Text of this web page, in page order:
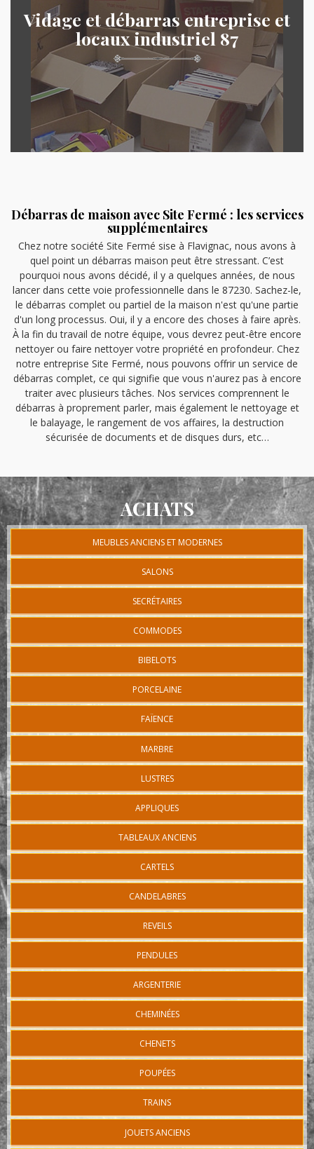
Vidage et débarras entreprise et
locaux industriel 87
Débarras de maison avec Site Fermé : les services
supplémentaires
Chez notre société Site Fermé sise à Flavignac, nous avons à
quel point un débarras maison peut être stressant. C’est
pourquoi nous avons décidé, il y a quelques années, de nous
lancer dans cette voie professionnelle dans le 87230. Sachez-le,
le débarras complet ou partiel de la maison n'est qu'une partie
d'un long processus. Oui, il y a encore des choses à faire après.
À la fin du travail de notre équipe, vous devrez peut-être encore
nettoyer ou faire nettoyer votre propriété en profondeur. Chez
notre entreprise Site Fermé, nous pouvons offrir un service de
débarras complet, ce qui signifie que vous n'aurez pas à encore
traiter avec plusieurs tâches. Nos services comprennent le
débarras à proprement parler, mais également le nettoyage et
le balayage, le rangement de vos affaires, la destruction
sécurisée de documents et de disques durs, etc…
ACHATS
MEUBLES ANCIENS ET MODERNES
SALONS
SECRÉTAIRES
COMMODES
BIBELOTS
PORCELAINE
FAÏENCE
MARBRE
LUSTRES
APPLIQUES
TABLEAUX ANCIENS
CARTELS
CANDELABRES
REVEILS
PENDULES
ARGENTERIE
CHEMINÉES
CHENETS
POUPÉES
TRAINS
JOUETS ANCIENS